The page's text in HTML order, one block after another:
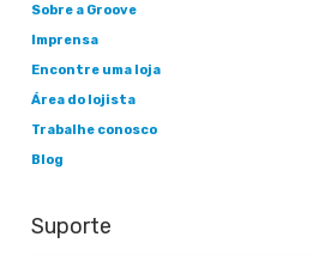
Sobre a Groove
Imprensa
Encontre uma loja
Área do lojista
Trabalhe conosco
Blog
Suporte